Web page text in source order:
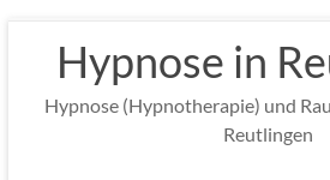
springenHypnose in
Hypnose (Hypnotherapie) und
Reutlingen